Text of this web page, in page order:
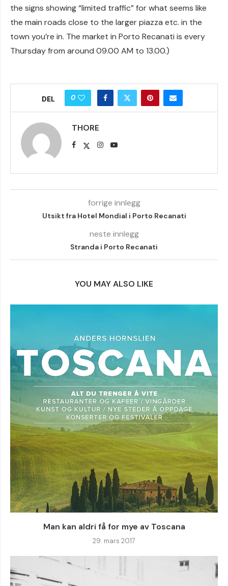
the signs showing “limited traffic” for what seems like
the main roads close to the larger piazza etc. in the
town you’re in. The market in Porto Recanati is every
Thursday from around 09.00 AM to 13.00.)
DEL 0
THORE
forrige innlegg
Utsikt fra Hotel Mondial i Porto Recanati
neste innlegg
Stranda i Porto Recanati
YOU MAY ALSO LIKE
Man kan aldri få for mye av Toscana
29. mars 2017